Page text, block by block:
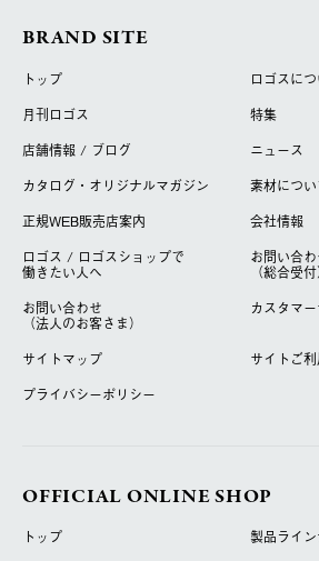
BRAND SITE
トップ
ロゴスに
月刊ロゴス
特集
店舗情報 / ブログ
ニュース
カタログ・オリジナルマガジン
素材につ
正規WEB販売店案内
会社情報
ロゴス / ロゴスショップで
働きたい人へ
お問い合
（総合受付
お問い合わせ
（法人のお客さま）
カスタマ
サイトマップ
サイトご
プライバシーポリシー
OFFICIAL ONLINE SHOP
トップ
製品ライ